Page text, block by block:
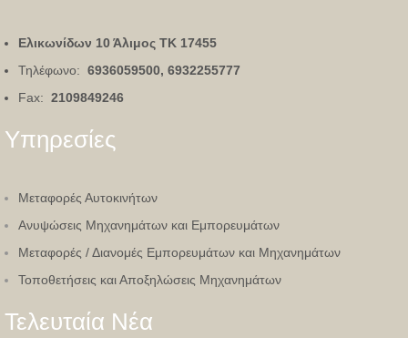
Ελικωνίδων 10 Άλιμος ΤΚ 17455
Τηλέφωνο: 6936059500, 6932255777
Fax: 2109849246
Υπηρεσίες
Μεταφορές Αυτοκινήτων
Ανυψώσεις Μηχανημάτων και Εμπορευμάτων
Μεταφορές / Διανομές Εμπορευμάτων και Μηχανημάτων
Τοποθετήσεις και Αποξηλώσεις Μηχανημάτων
Τελευταία Νέα